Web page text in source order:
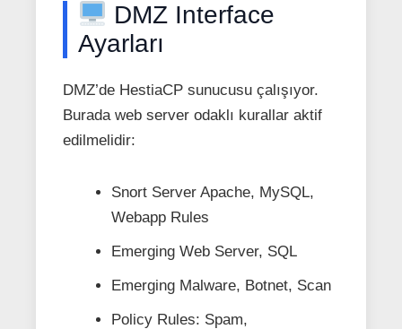
DMZ Interface
Ayarları
DMZ’de HestiaCP sunucusu çalışıyor.
Burada web server odaklı kurallar aktif
edilmelidir:
Snort Server Apache, MySQL,
Webapp Rules
Emerging Web Server, SQL
Emerging Malware, Botnet, Scan
Policy Rules: Spam,